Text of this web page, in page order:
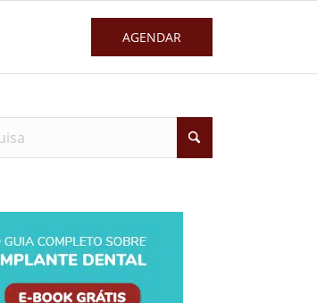
AGENDAR